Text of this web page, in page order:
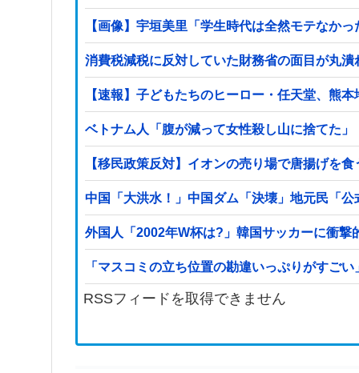
【画像】宇垣美里「学生時代は全然モテなか
消費税減税に反対していた財務省の面目が丸
【速報】子どもたちのヒーロー・任天堂、熊
ベトナム人「腹が減って女性殺し山に捨てた」
【移民政策反対】イオンの売り場で唐揚げを
中国「大洪水！」中国ダム「決壊」地元民「
外国人「2002年W杯は?」韓国サッカーに衝
「マスコミの立ち位置の勘違いっぷりがすご
RSSフィードを取得できません